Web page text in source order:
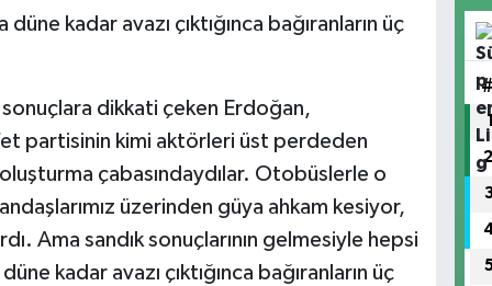
kadar avazı çıktığınca bağıranların üç
dikkati çeken Erdoğan,
partisinin kimi aktörleri üst perdeden
çabasındaydılar. Otobüslerle o
üzerinden güya ahkam kesiyor,
Ama sandık sonuçlarının gelmesiyle hepsi
kadar avazı çıktığınca bağıranların üç